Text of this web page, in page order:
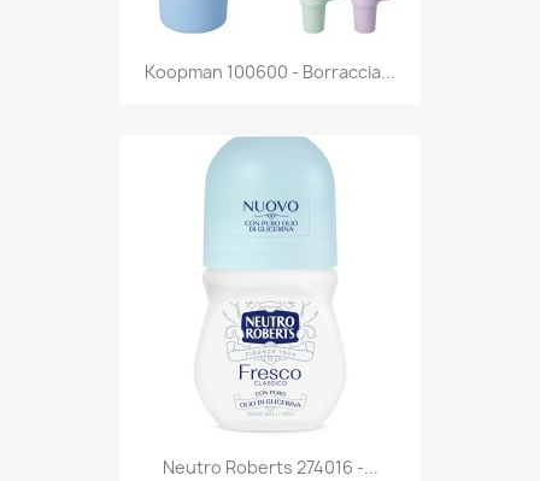
Anteprima
Koopman 100600 - Borraccia...
Anteprima
Neutro Roberts 274016 -...